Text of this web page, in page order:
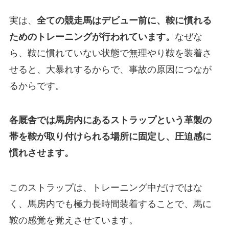
実は、 全ての競走馬はデビュー前に、鞍に慣れる
ためのトレーニングが行われています。 なぜな
ら、鞍に慣れていない状態で無理やり鞍を装着さ
せると、大暴れするからで、事故の原因につなが
るからです。
各厩舎では馬房内にあるストラップという革製の
帯を鞍が取り付けられる場所に固定し、圧迫感に
慣れさせます。
このストラップは、トレーニング中だけではな
く、馬房内でも極力長時間装着することで、馬に
鞍の感覚を覚えさせています。